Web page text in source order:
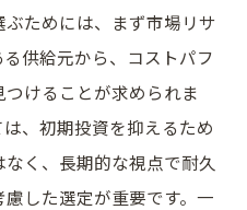
ためには、まず市場リサ
供給元から、コストパフ
けることが求められま
、初期投資を抑えるため
く、長期的な視点で耐久
した選定が重要です。一